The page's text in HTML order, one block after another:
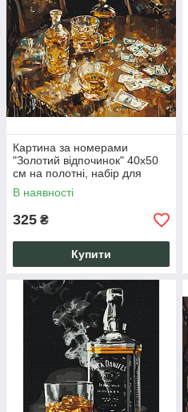
Картина за номерами
"Золотий відпочинок" 40х50
см на полотні, набір для
творчості, подарунок
В наявності
325 ₴
Купити